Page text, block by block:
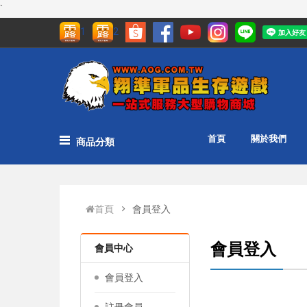
`
1 2
商品分類 首頁 關於我們
首頁 會員登入
會員中心
會員登入
會員登入